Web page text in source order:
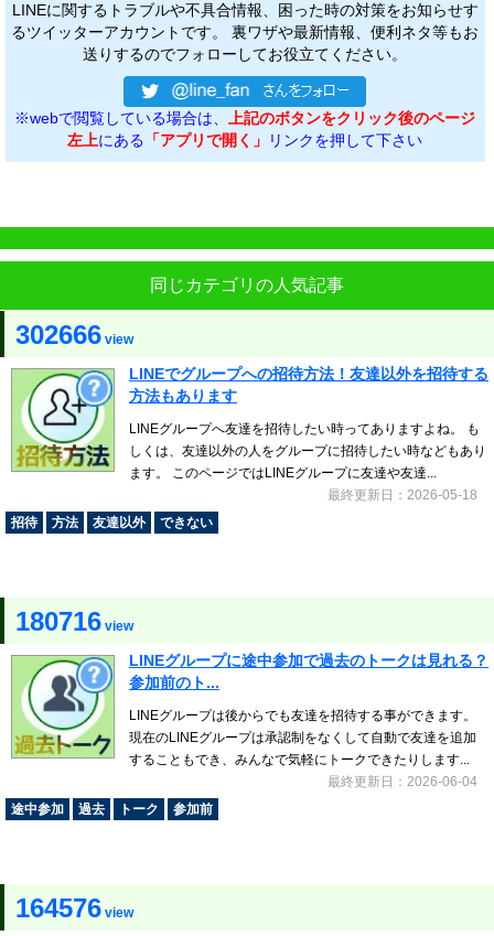
LINEに関するトラブルや不具合情報、困った時の対策をお知らせす
るツイッターアカウントです。 裏ワザや最新情報、便利ネタ等もお
送りするのでフォローしてお役立てください。
※webで閲覧している場合は、上記のボタンをクリック後のページ
左上にある 「アプリで開く」 リンクを押して下さい
同じカテゴリの人気記事
302666 view
LINEでグループへの招待方法！友達以外を招待する
方法もあります
LINEグループへ友達を招待したい時ってありますよね。 も
しくは、友達以外の人をグループに招待したい時などもあり
ます。 このページではLINEグループに友達や友達...
最終更新日：2026-05-18
招待
方法 友達以外 できない
180716 view
LINEグループに途中参加で過去のトークは見れる？
参加前のト...
LINEグループは後からでも友達を招待する事ができます。
現在のLINEグループは承認制をなくして自動で友達を追加
することもでき、みんなで気軽にトークできたりします...
最終更新日：2026-06-04
途中参加
過去 トーク 参加前
164576 view